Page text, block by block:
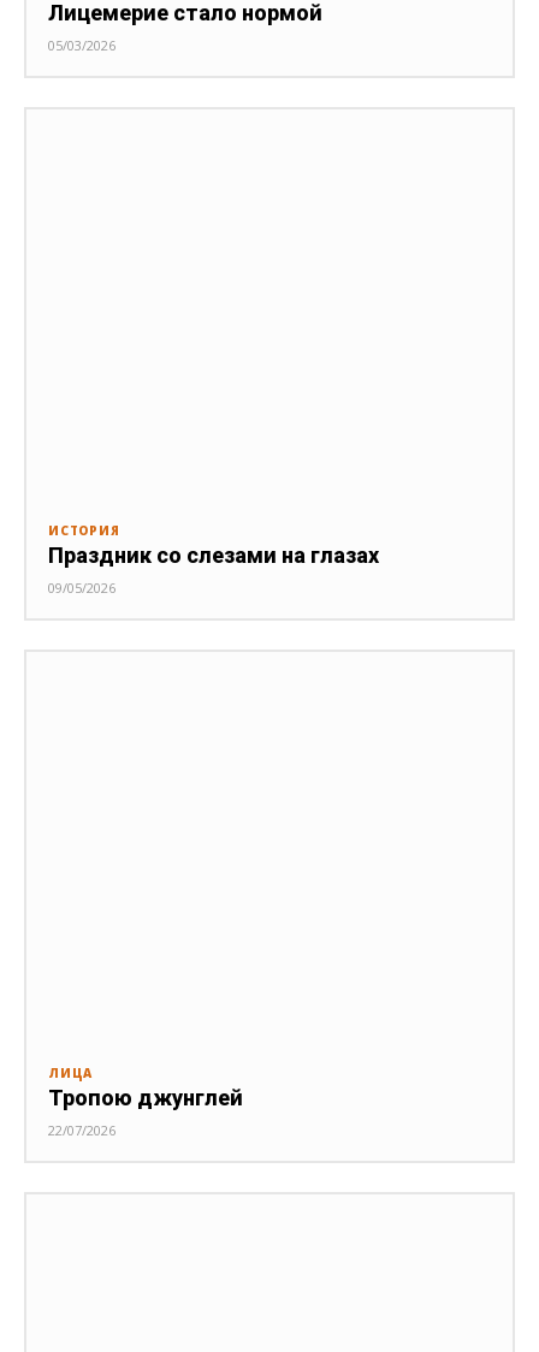
Лицемерие стало нормой
05/03/2026
ИСТОРИЯ
Праздник со слезами на глазах
09/05/2026
ЛИЦА
Тропою джунглей
22/07/2026